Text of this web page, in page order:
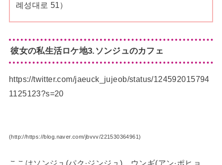
례성대로 51）
彼女の私生活ロケ地3.ソンジュのカフェ
https://twitter.com/jaeuck_jujeob/status/124592015794
1125123?s=20
(http://https://blog.naver.com/jbvvv/221530364961)
ここはソンジュ(パク·ジンジュ)、ウンギ(アン·ポヒョ